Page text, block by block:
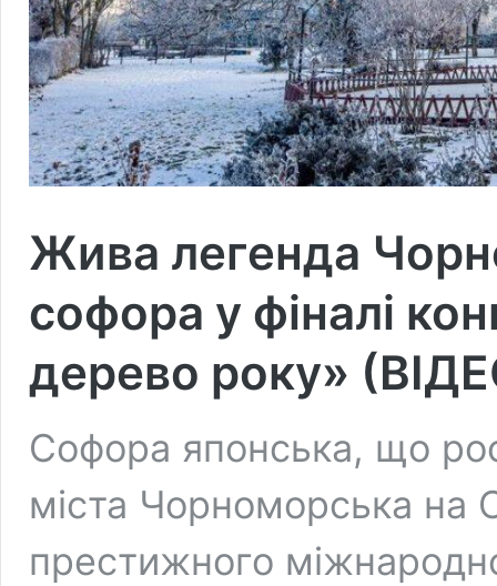
Жива легенда
софора у фіналі
дерево року»
Софора японська, що
міста Чорноморська на
престижного